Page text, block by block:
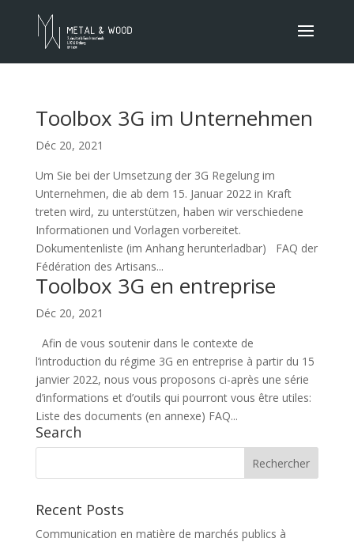
Toolbox 3G im Unternehmen
Déc 20, 2021
Um Sie bei der Umsetzung der 3G Regelung im
Unternehmen, die ab dem 15. Januar 2022 in Kraft
treten wird, zu unterstützen, haben wir verschiedene
Informationen und Vorlagen vorbereitet.
Dokumentenliste (im Anhang herunterladbar) FAQ der
Fédération des Artisans...
Toolbox 3G en entreprise
Déc 20, 2021
Afin de vous soutenir dans le contexte de
l’introduction du régime 3G en entreprise à partir du 15
janvier 2022, nous vous proposons ci-après une série
d’informations et d’outils qui pourront vous être utiles:
Liste des documents (en annexe) FAQ...
Search
Recent Posts
Communication en matière de marchés publics à